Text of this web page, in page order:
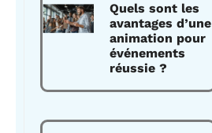
Quels sont les
avantages d’une
animation pour
événements
réussie ?